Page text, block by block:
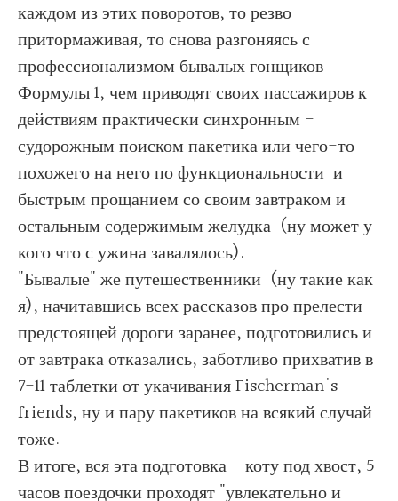
каждом из этих поворотов, то резво
притормаживая, то снова разгоняясь с
профессионализмом бывалых гонщиков
Формулы 1, чем приводят своих пассажиров к
действиям практически синхронным -
судорожным поиском пакетика или чего-то
похожего на него по функциональности и
быстрым прощанием со своим завтраком и
остальным содержимым желудка (ну может у
кого что с ужина завалялось).
"Бывалые" же путешественники (ну такие как
я), начитавшись всех рассказов про прелести
предстоящей дороги заранее, подготовились и
от завтрака отказались, заботливо прихватив в
7-11 таблетки от укачивания Fischerman's
friends, ну и пару пакетиков на всякий случай
тоже.
В итоге, вся эта подготовка - коту под хвост, 5
часов поездочки проходят "увлекательно и